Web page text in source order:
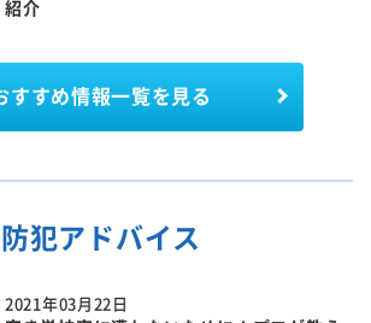
紹介
すすめ情報一覧を見る
防犯アドバイス
2021年03月22日